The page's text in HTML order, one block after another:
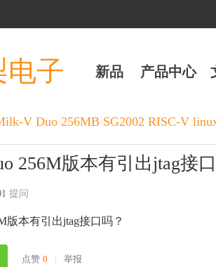
电子 新品 产品中心
V Duo 256MB SG2002 RISC-V
256M版本有引出jtag接
提问
版本有引出jtag接口吗？
点赞 0 | 举报